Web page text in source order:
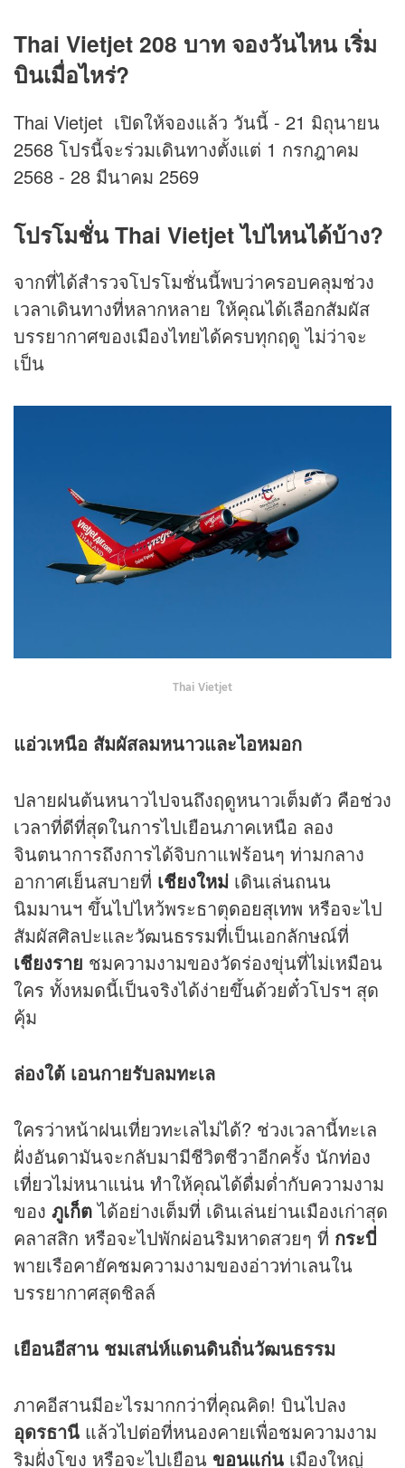
Thai Vietjet208 บาท จองวันไหน เริ่ม
บินเมื่อไหร่?
Thai Vietjet เปิดให้จองแล้ว วันนี้ - 21 มิถุนายน
2568 โปรนี้จะร่วมเดินทางตั้งแต่ 1 กรกฎาคม
2568 - 28 มีนาคม 2569
โปรโมชั่นThai Vietjet ไปไหนได้บ้าง?
จากที่ได้สำรวจโปรโมชั่นนี้พบว่าครอบคลุมช่วง
เวลาเดินทางที่หลากหลาย ให้คุณได้เลือกสัมผัส
บรรยากาศของเมืองไทยได้ครบทุกฤดู ไม่ว่าจะ
เป็น
Thai Vietjet
แอ่วเหนือ สัมผัสลมหนาวและไอหมอก
ปลายฝนต้นหนาวไปจนถึงฤดูหนาวเต็มตัว คือช่วง
เวลาที่ดีที่สุดในการไปเยือนภาคเหนือ ลอง
จินตนาการถึงการได้จิบกาแฟร้อนๆ ท่ามกลาง
อากาศเย็นสบายที่ เชียงใหม่ เดินเล่นถนน
นิมมานฯ ขึ้นไปไหว้พระธาตุดอยสุเทพ หรือจะไป
สัมผัสศิลปะและวัฒนธรรมที่เป็นเอกลักษณ์ที่
เชียงราย ชมความงามของวัดร่องขุ่นที่ไม่เหมือน
ใคร ทั้งหมดนี้เป็นจริงได้ง่ายขึ้นด้วยตั๋วโปรฯ สุด
คุ้ม
ล่องใต้ เอนกายรับลมทะเล
ใครว่าหน้าฝนเที่ยวทะเลไม่ได้? ช่วงเวลานี้ทะเล
ฝั่งอันดามันจะกลับมามีชีวิตชีวาอีกครั้ง นักท่อง
เที่ยวไม่หนาแน่น ทำให้คุณได้ดื่มด่ำกับความงาม
ของ ภูเก็ตได้อย่างเต็มที่ เดินเล่นย่านเมืองเก่าสุด
คลาสสิก หรือจะไปพักผ่อนริมหาดสวยๆ ที่ กระบี่
พายเรือคายัคชมความงามของอ่าวท่าเลนใน
บรรยากาศสุดชิลล์
เยือนอีสาน ชมเสน่ห์แดนดินถิ่นวัฒนธรรม
ภาคอีสานมีอะไรมากกว่าที่คุณคิด! บินไปลง
อุดรธานี แล้วไปต่อที่หนองคายเพื่อชมความงาม
ริมฝั่งโขง หรือจะไปเยือน ขอนแก่น เมืองใหญ่